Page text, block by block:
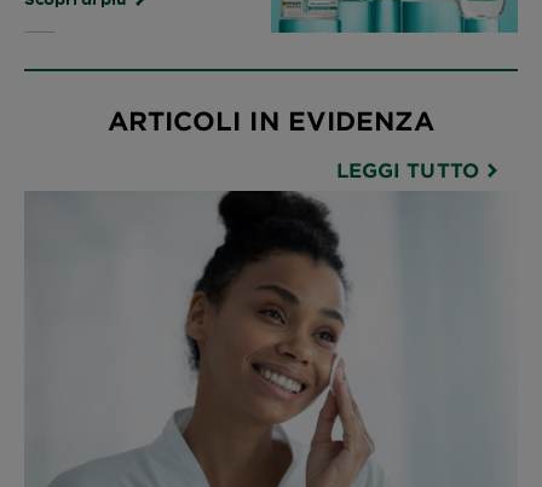
ARTICOLI IN EVIDENZA
LEGGI TUTTO